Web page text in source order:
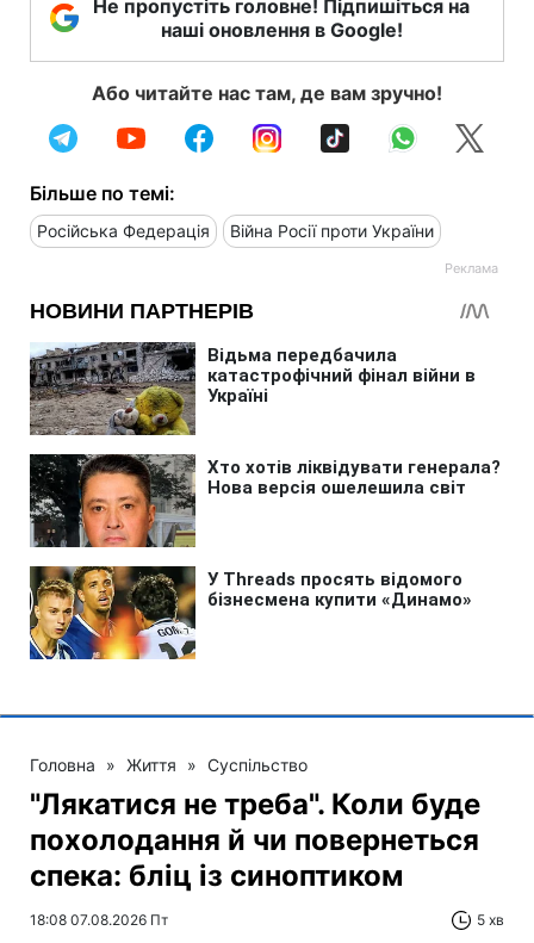
Не пропустіть головне! Підпишіться на
наші оновлення в Google!
Або читайте нас там, де вам зручно!
Більше по темі:
Російська Федерація Війна Росії проти України
Головна » Життя » Суспільство
"Лякатися не треба". Коли буде
похолодання й чи повернеться
спека: бліц із синоптиком
18:08 07.08.2026 Пт 5 хв